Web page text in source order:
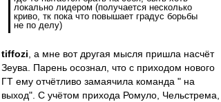
локально лидером (получается несколько
криво, тк пока что повышает градус борьбы
не по делу)
tiffozi , а мне вот другая мысля пришла насчёт
Зеува. Парень осознал, что с приходом нового
ГТ ему отчётливо замаячила команда " на
выход". С учётом прихода Ромуло, Чельстрема,